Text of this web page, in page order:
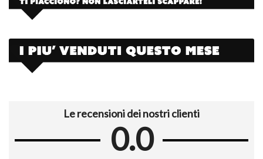
Le recensioni dei nostri clienti
0.0